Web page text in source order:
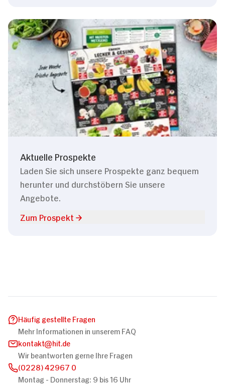
Aktuelle Prospekte
Laden Sie sich unsere Prospekte ganz bequem
herunter und durchstöbern Sie unsere
Angebote.
Zum Prospekt
Häufig gestellte Fragen
Mehr Informationen in unserem FAQ
kontakt
hit.de
Wir beantworten gerne Ihre Fragen
(0228) 42967 0
Montag - Donnerstag: 9 bis 16 Uhr